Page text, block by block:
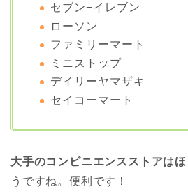
セブン−イレブン
ローソン
ファミリーマート
ミニストップ
デイリーヤマザキ
セイコーマート
大手のコンビニエンスストアは
うですね。便利です！